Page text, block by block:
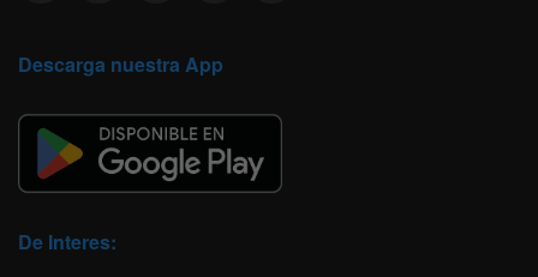
Descarga nuestra App
De Interes: